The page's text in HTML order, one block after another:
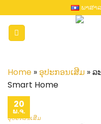
to
content
ພາສາ
Home » ອຸປະກອນເສີມ »ລ
Smart Home
20
​ພ.ຈ.
ອຸປະກອນເສີມ